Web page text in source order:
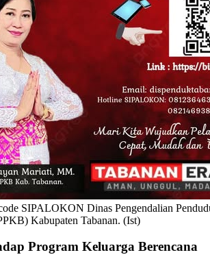
SIPALOKON Dinas Pengendalian
Kabupaten Tabanan. (Ist)
Program Keluarga Berencana